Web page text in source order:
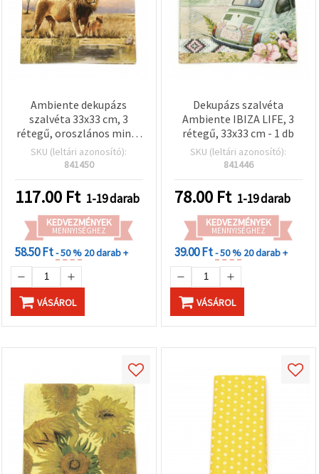
Ambiente dekupázs
szalvéta 33x33 cm, 3
rétegű, oroszlános minta
– 1 db
SKU (leltári azonosító):
841450
117.00 Ft 1-19 darab
KEDVEZMÉNYEK
MENNYISÉGHEZ
58.50 Ft- 50 % 20 darab +
VÁSÁROL
Dekupázs szalvéta
Ambiente IBIZA LIFE, 3
rétegű, 33x33 cm - 1 db
SKU (leltári azonosító):
841446
78.00 Ft 1-19 darab
KEDVEZMÉNYEK
MENNYISÉGHEZ
39.00 Ft- 50 % 20 darab +
VÁSÁROL